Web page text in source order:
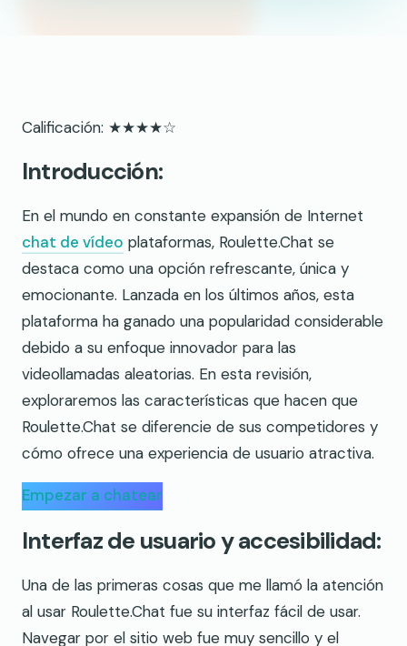
Calificación: ★★★★☆
Introducción:
En el mundo en constante expansión de Internet
chat de vídeo plataformas, Roulette.Chat se
destaca como una opción refrescante, única y
emocionante. Lanzada en los últimos años, esta
plataforma ha ganado una popularidad considerable
debido a su enfoque innovador para las
videollamadas aleatorias. En esta revisión,
exploraremos las características que hacen que
Roulette.Chat se diferencie de sus competidores y
cómo ofrece una experiencia de usuario atractiva.
Empezar a chatear
Interfaz de usuario y accesibilidad:
Una de las primeras cosas que me llamó la atención
al usar Roulette.Chat fue su interfaz fácil de usar.
Navegar por el sitio web fue muy sencillo y el